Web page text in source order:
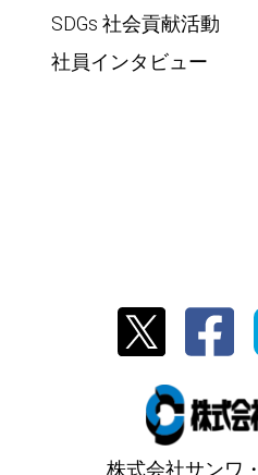
SDGs 社会貢献活動
社員インタビュー
株式会社サンワ